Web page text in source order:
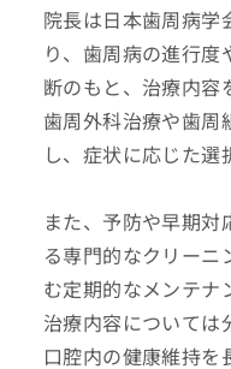
院長は日本歯周病学
り、歯周病の進行
断のもと、治療内容
歯周外科治療や歯周
し、症状に応じた選
また、予防や早期対
る専門的なクリーニ
む定期的なメンテナ
治療内容については
口腔内の健康維持を